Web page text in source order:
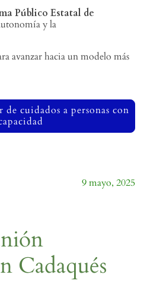
Público Estatal de
y la
avanzar hacia un modelo más
cuidados a personas con
9 mayo, 2025
Cadaqués